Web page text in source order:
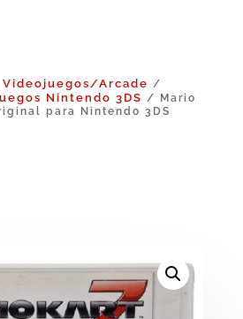
Videojuegos/Arcade /
Nintendo 3DS / Mario
para Nintendo 3DS